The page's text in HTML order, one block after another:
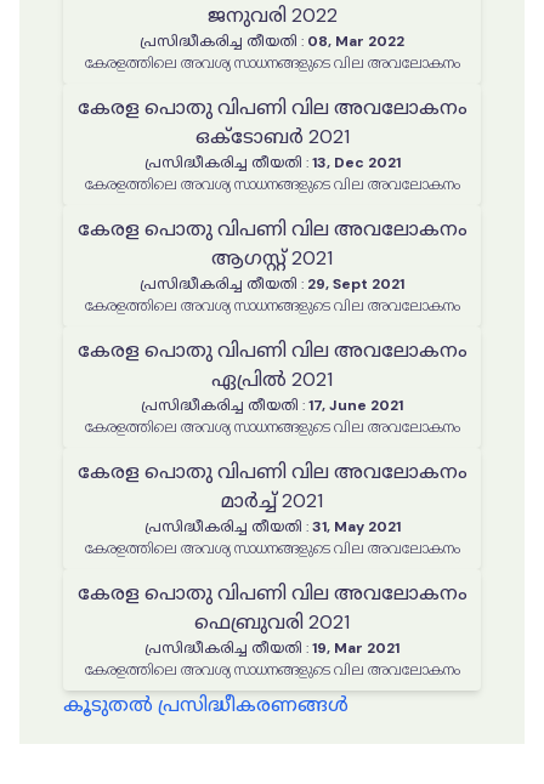
ജനുവരി 2022
പ്രസിദ്ധീകരിച്ച തീയതി : 08, Mar 2022
കേരളത്തിലെ അവശ്യ സാധനങ്ങളുടെ വില അവലോകനം
കേരള പൊതു വിപണി വില അവലോകനം
ഒക്ടോബർ 2021
പ്രസിദ്ധീകരിച്ച തീയതി : 13, Dec 2021
കേരളത്തിലെ അവശ്യ സാധനങ്ങളുടെ വില അവലോകനം
കേരള പൊതു വിപണി വില അവലോകനം
ആഗസ്റ്റ് 2021
പ്രസിദ്ധീകരിച്ച തീയതി : 29, Sept 2021
കേരളത്തിലെ അവശ്യ സാധനങ്ങളുടെ വില അവലോകനം
കേരള പൊതു വിപണി വില അവലോകനം
ഏപ്രിൽ 2021
പ്രസിദ്ധീകരിച്ച തീയതി :17, June 2021
കേരളത്തിലെ അവശ്യ സാധനങ്ങളുടെ വില അവലോകനം
കേരള പൊതു വിപണി വില അവലോകനം
മാർച്ച് 2021
പ്രസിദ്ധീകരിച്ച തീയതി : 31, May 2021
കേരളത്തിലെ അവശ്യ സാധനങ്ങളുടെ വില അവലോകനം
കേരള പൊതു വിപണി വില അവലോകനം
ഫെബ്രുവരി 2021
പ്രസിദ്ധീകരിച്ച തീയതി :19, Mar 2021
കേരളത്തിലെ അവശ്യ സാധനങ്ങളുടെ വില അവലോകനം
കൂടുതൽ പ്രസിദ്ധീകരണങ്ങൾ